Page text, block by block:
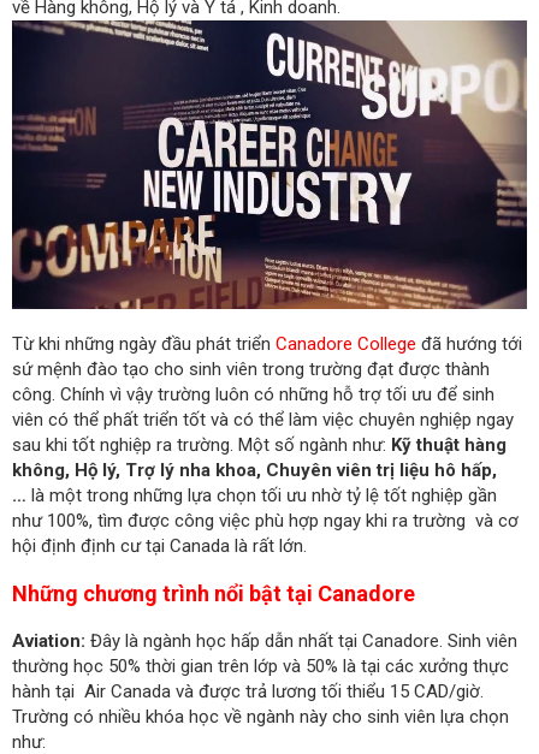
về Hàng không, Hộ lý và Y tá , Kinh doanh.
Từ khi những ngày đầu phát triển Canadore College đã hướng tới
sứ mệnh đào tạo cho sinh viên trong trường đạt được thành
công. Chính vì vậy trường luôn có những hỗ trợ tối ưu để sinh
viên có thể phất triển tốt và có thể làm việc chuyên nghiệp ngay
sau khi tốt nghiệp ra trường. Một số ngành như: Kỹ thuật hàng
không, Hộ lý, Trợ lý nha khoa, Chuyên viên trị liệu hô hấp,
… là một trong những lựa chọn tối ưu nhờ tỷ lệ tốt nghiệp gần
như 100%, tìm được công việc phù hợp ngay khi ra trường và cơ
hội định định cư tại Canada là rất lớn.
Những chương trình nổi bật tại Canadore
Aviation: Đây là ngành học hấp dẫn nhất tại Canadore. Sinh viên
thường học 50% thời gian trên lớp và 50% là tại các xưởng thực
hành tại Air Canada và được trả lương tối thiểu 15 CAD/giờ.
Trường có nhiều khóa học về ngành này cho sinh viên lựa chọn
như: